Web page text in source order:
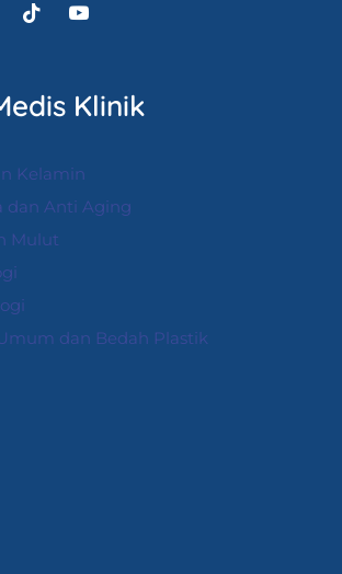
Klinik
Kelamin
dan Anti Aging
Mulut
dan Bedah Plastik